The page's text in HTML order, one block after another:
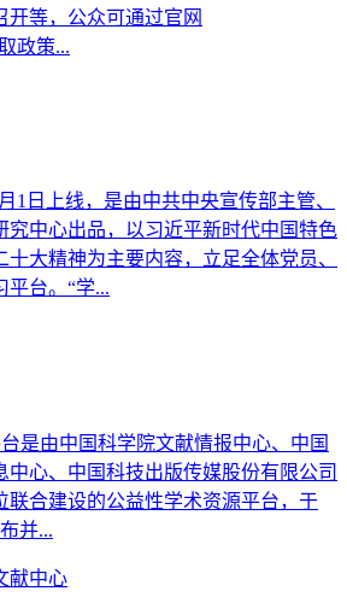
开等，公众可通过官网
政策...
1日上线，是由中共中央宣传部主管、
究中心出品，以习近平新时代中国特色
大精神为主要内容，立足全体党员、
平台。“学...
是由中国科学院文献情报中心、中国
中心、中国科技出版传媒股份有限公司
联合建设的公益性学术资源平台，于
并...